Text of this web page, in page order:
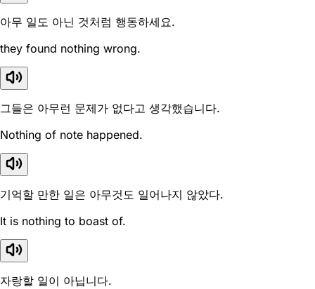
아무 일도 아닌 것처럼 행동하세요.
they found nothing wrong.
그들은 아무런 문제가 없다고 생각했습니다.
Nothing of note happened.
기억할 만한 일은 아무것도 일어나지 않았다.
It is nothing to boast of.
자랑할 일이 아닙니다.